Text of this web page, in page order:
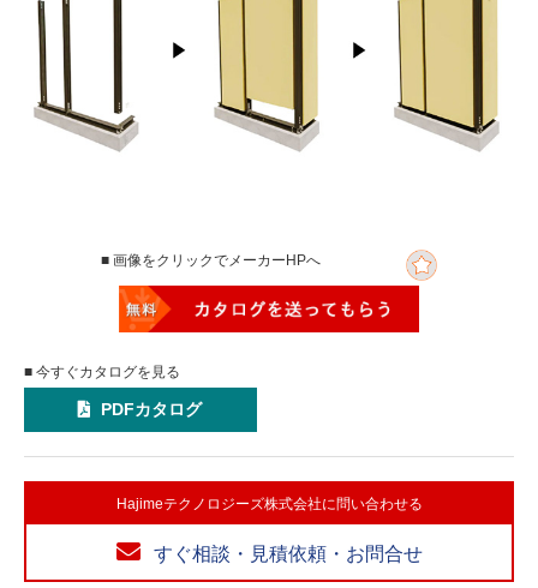
■ 画像をクリックでメーカーHPへ
■ 今すぐカタログを見る
PDFカタログ
Hajimeテクノロジーズ株式会社に問い合わせる
すぐ相談・見積依頼・お問合せ